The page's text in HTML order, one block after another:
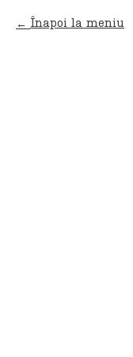
Înapoi la meniu